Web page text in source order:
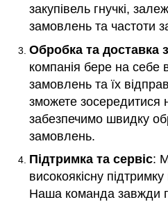
закупівель гнучкі,
замовлень та частоти
Обробка та доставка
компанія бере на себе
замовлень та їх
зможете
забезпечимо швидку
замовлень.
Підтримка та сервіс:
високоякісну
Наша команда завжди